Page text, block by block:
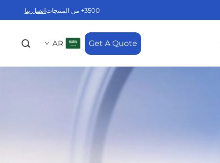
3500+ من المنتجات اتصل بنا
Get A Quote
AR